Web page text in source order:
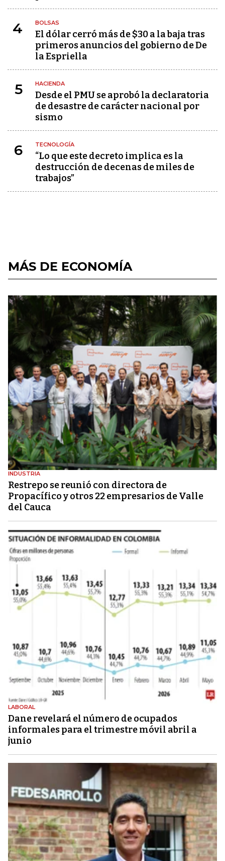
4 BOLSAS
El dólar cerró más de $30 a la baja tras
primeros anuncios del gobierno de De
la Espriella
5 HACIENDA
Desde el PMU se aprobó la declaratoria
de desastre de carácter nacional por
sismo
6 TECNOLOGÍA
“Lo que este decreto implica es la
destrucción de decenas de miles de
trabajos”
MÁS DE ECONOMÍA
INDUSTRIA
Restrepo se reunió con directora de
Propacífico y otros 22 empresarios de Valle
del Cauca
LABORAL
Dane revelará el número de ocupados
informales para el trimestre móvil abril a
junio